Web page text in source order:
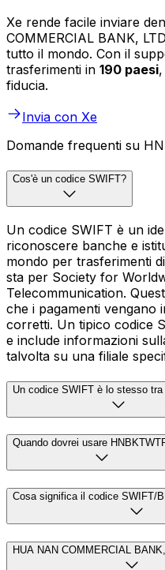
Xe rende facile inviare
COMMERCIAL BANK,
tutto il mondo. Con il
trasferimenti in 190 paesi
fiducia.
Invia con Xe
Domande frequenti su
Cos'è un codice SWIFT?
Un codice SWIFT è un
riconoscere banche e
mondo per trasferimenti
sta per Society for
Telecommunication.
che i pagamenti vengano
corretti. Un tipico codice
e include informazioni
talvolta su una filiale
Un codice SWIFT è lo stesso
Quando dovrei usare
Cosa significa il codice SWIFT/
HUA NAN COMMERCIAL